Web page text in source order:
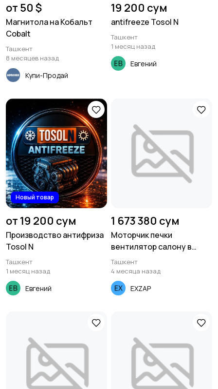
от 50 $
Магнитола на Кобальт
Cobalt
Ташкент
8 месяцев назад
Купи-Продай
19 200 сум
antifreeze Tosol N
Ташкент
1 месяц назад
Евгений
Новый товар
от 19 200 сум
Производство антифриза
Tosol N
Ташкент
1 месяц назад
Евгений
1 673 380 сум
Моторчик печки
вентилятор салону в
сборе REACH ACTROS
MP4/MP5 1.16.13665
Ташкент
4 месяца назад
EXZAP